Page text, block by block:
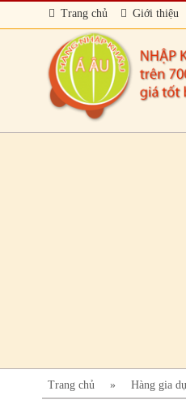
Trang chủ Giới thiệu
Trang chủ » Hàng gia